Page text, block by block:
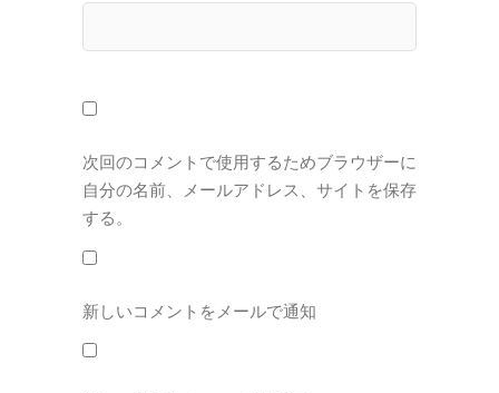
次回のコメントで使用するためブラウザーに
自分の名前、メールアドレス、サイトを保存
する。
新しいコメントをメールで通知